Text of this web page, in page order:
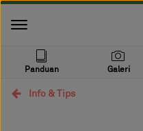
Panduan Galeri
Info & Tips